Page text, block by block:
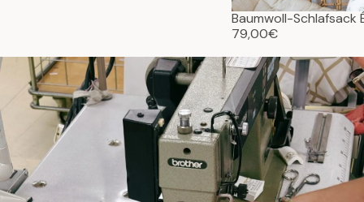
Baumwoll-Schlafsack
79,00€